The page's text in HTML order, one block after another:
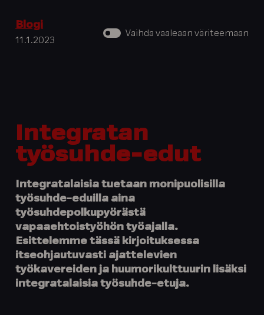
Blogi
11.1.2023
Vaihda vaaleaan väriteemaan
Integratan
työsuhde-edut
Integratalaisia tuetaan monipuolisilla
työsuhde-eduilla aina
työsuhdepolkupyörästä
vapaaehtoistyöhön työajalla.
Esittelemme tässä kirjoituksessa
itseohjautuvasti ajattelevien
työkavereiden ja huumorikulttuurin lisäksi
integratalaisia työsuhde-etuja.